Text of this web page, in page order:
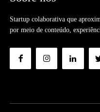
Startup colaborativa que
por meio de conteúdo,